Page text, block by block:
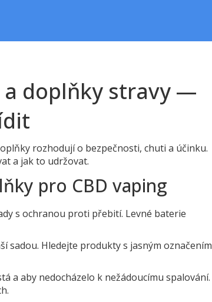
a doplňky stravy —
rozhodují o bezpečnosti, chuti a účinku.
a jak to udržovat.
pro CBD vaping
s ochranou proti přebití. Levné baterie
sadou. Hledejte produkty s jasným označením
a aby nedocházelo k nežádoucímu spalování.